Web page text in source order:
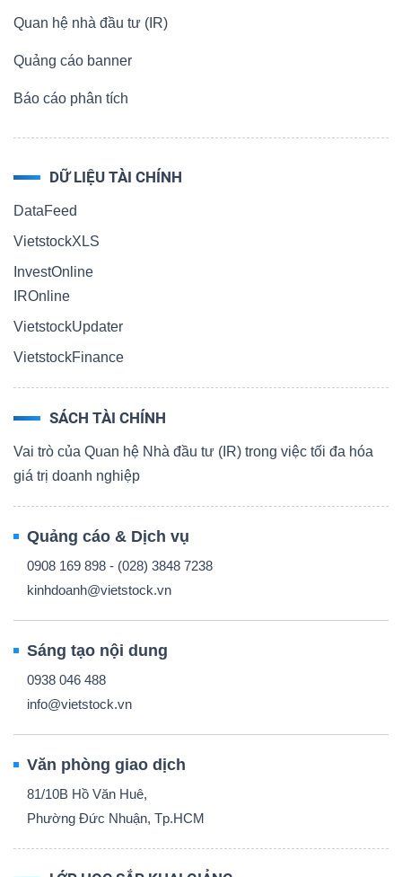
Quan hệ nhà đầu tư (IR)
Quảng cáo banner
Báo cáo phân tích
DỮ LIỆU TÀI CHÍNH
DataFeed
VietstockXLS
InvestOnline
IROnline
VietstockUpdater
VietstockFinance
SÁCH TÀI CHÍNH
Vai trò của Quan hệ Nhà đầu tư (IR) trong việc tối đa hóa
giá trị doanh nghiệp
Quảng cáo & Dịch vụ
0908 169 898 - (028) 3848 7238
kinhdoanh@vietstock.vn
Sáng tạo nội dung
0938 046 488
info@vietstock.vn
Văn phòng giao dịch
81/10B Hồ Văn Huê,
Phường Đức Nhuận, Tp.HCM